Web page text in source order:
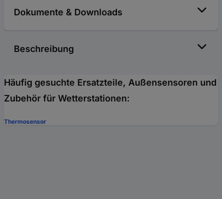
Dokumente & Downloads
Beschreibung
Häufig gesuchte Ersatzteile, Außensensoren und
Zubehör für Wetterstationen:
Thermosensor